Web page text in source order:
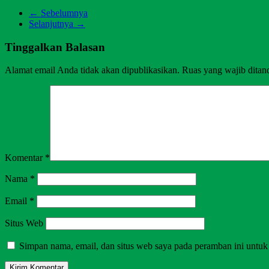
← Sebelumnya
Selanjutnya →
Tinggalkan Balasan
Alamat email Anda tidak akan dipublikasikan. Ruas yang wajib
Komentar *
Nama *
Email *
Situs Web
Simpan nama, email, dan situs web saya pada peramban ini